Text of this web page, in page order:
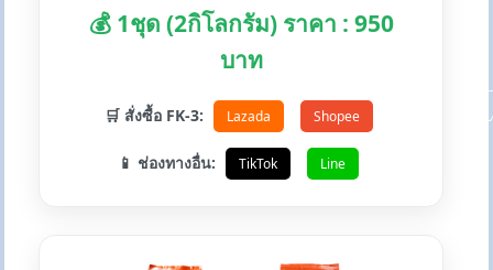
💰 1ชุด (2กิโลกรัม) ราคา : 950
บาท
🛒 สั่งซื้อ FK-3: Lazada Shopee
📱 ช่องทางอื่น: TikTok Line